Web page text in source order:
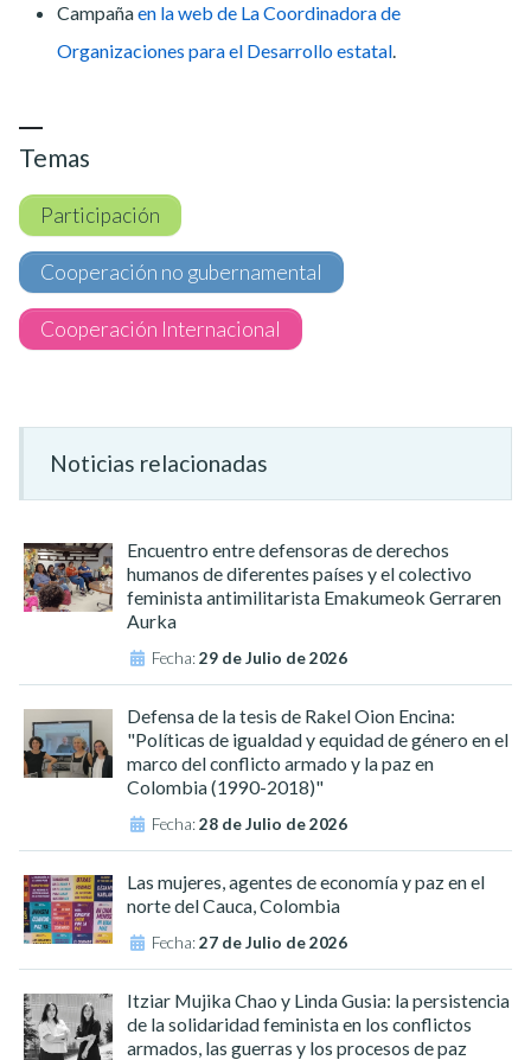
Campañaen la web de La Coordinadora de
Organizaciones para el Desarrollo estatal.
Temas
Participación
Cooperación no gubernamental
Cooperación Internacional
Noticias relacionadas
Encuentro entre defensoras de derechos
humanos de diferentes países y el colectivo
feminista antimilitarista Emakumeok Gerraren
Aurka
Fecha:29 de Julio de 2026
Defensa de la tesis de Rakel Oion Encina:
"Políticas de igualdad y equidad de género en el
marco del conflicto armado y la paz en
Colombia (1990-2018)"
Fecha:28 de Julio de 2026
Las mujeres, agentes de economía y paz en el
norte del Cauca, Colombia
Fecha:27 de Julio de 2026
Itziar Mujika Chao y Linda Gusia: la persistencia
de la solidaridad feminista en los conflictos
armados, las guerras y los procesos de paz